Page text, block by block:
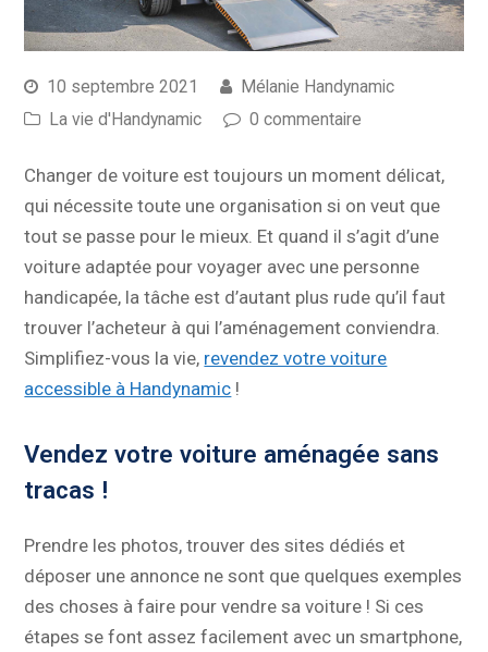
10 septembre 2021
Mélanie Handynamic
La vie d'Handynamic
0 commentaire
Changer de voiture est toujours un moment délicat,
qui nécessite toute une organisation si on veut que
tout se passe pour le mieux. Et quand il s’agit d’une
voiture adaptée pour voyager avec une personne
handicapée, la tâche est d’autant plus rude qu’il faut
trouver l’acheteur à qui l’aménagement conviendra.
Simplifiez-vous la vie, revendez votre voiture
accessible à Handynamic !
Vendez votre voiture aménagée sans
tracas !
Prendre les photos, trouver des sites dédiés et
déposer une annonce ne sont que quelques exemples
des choses à faire pour vendre sa voiture ! Si ces
étapes se font assez facilement avec un smartphone,